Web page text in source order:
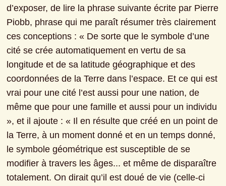
d’exposer, de lire la phrase suivante écrite par Pierre
Piobb, phrase qui me paraît résumer très clairement
ces conceptions : « De sorte que le symbole d’une
cité se crée automatiquement en vertu de sa
longitude et de sa latitude géographique et des
coordonnées de la Terre dans l’espace. Et ce qui est
vrai pour une cité l’est aussi pour une nation, de
même que pour une famille et aussi pour un individu
», et il ajoute : « Il en résulte que créé en un point de
la Terre, à un moment donné et en un temps donné,
le symbole géométrique est susceptible de se
modifier à travers les âges... et même de disparaître
totalement. On dirait qu’il est doué de vie (celle-ci